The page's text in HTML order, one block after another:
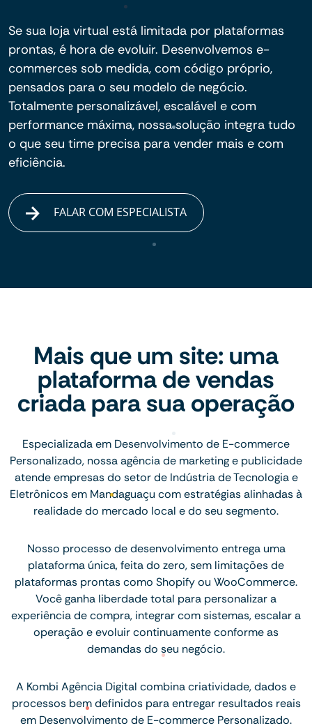
Se sua loja virtual está limitada por plataformas
prontas, é hora de evoluir. Desenvolvemos e-
commerces sob medida, com código próprio,
pensados para o seu modelo de negócio.
Totalmente personalizável, escalável e com
performance máxima, nossa solução integra tudo
o que seu time precisa para vender mais e com
eficiência.
FALAR COM ESPECIALISTA
Mais que um site: uma
plataforma de vendas
criada para sua operação
Especializada em Desenvolvimento de E-commerce
Personalizado, nossa agência de marketing e publicidade
atende empresas do setor de Indústria de Tecnologia e
Eletrônicos em Mandaguaçu com estratégias alinhadas à
realidade do mercado local e do seu segmento.
Nosso processo de desenvolvimento entrega uma
plataforma única, feita do zero, sem limitações de
plataformas prontas como Shopify ou WooCommerce.
Você ganha liberdade total para personalizar a
experiência de compra, integrar com sistemas, escalar a
operação e evoluir continuamente conforme as
demandas do seu negócio.
A Kombi Agência Digital combina criatividade, dados e
processos bem definidos para entregar resultados reais
em Desenvolvimento de E-commerce Personalizado.